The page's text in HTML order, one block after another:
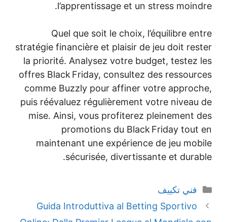
l’apprentissage et un stress moindre.
Quel que soit le choix, l’équilibre entre
stratégie financière et plaisir de jeu doit rester
la priorité. Analysez votre budget, testez les
offres Black Friday, consultez des ressources
comme Buzzly pour affiner votre approche,
puis réévaluez régulièrement votre niveau de
mise. Ainsi, vous profiterez pleinement des
promotions du Black Friday tout en
maintenant une expérience de jeu mobile
sécurisée, divertissante et durable.
التصنيفات
فني تكييف
Guida Introduttiva al Betting Sportivo